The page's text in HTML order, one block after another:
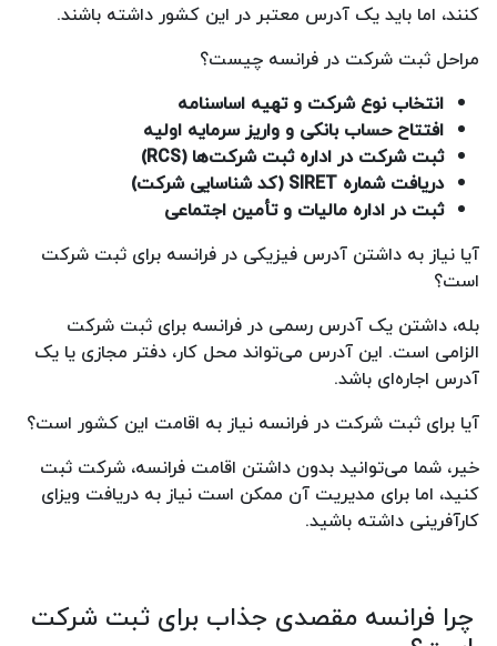
کنند، اما باید یک آدرس معتبر در این کشور داشته باشند.
مراحل ثبت شرکت در فرانسه چیست؟
انتخاب نوع شرکت و تهیه اساسنامه
افتتاح حساب بانکی و واریز سرمایه اولیه
ثبت شرکت در اداره ثبت شرکت‌ها (RCS)
دریافت شماره SIRET (کد شناسایی شرکت)
ثبت در اداره مالیات و تأمین اجتماعی
آیا نیاز به داشتن آدرس فیزیکی در فرانسه برای ثبت شرکت
است؟
بله، داشتن یک آدرس رسمی در فرانسه برای ثبت شرکت
الزامی است. این آدرس می‌تواند محل کار، دفتر مجازی یا یک
آدرس اجاره‌ای باشد.
آیا برای ثبت شرکت در فرانسه نیاز به اقامت این کشور است؟
خیر، شما می‌توانید بدون داشتن اقامت فرانسه، شرکت ثبت
کنید، اما برای مدیریت آن ممکن است نیاز به دریافت ویزای
کارآفرینی داشته باشید.
چرا فرانسه مقصدی جذاب برای ثبت شرکت